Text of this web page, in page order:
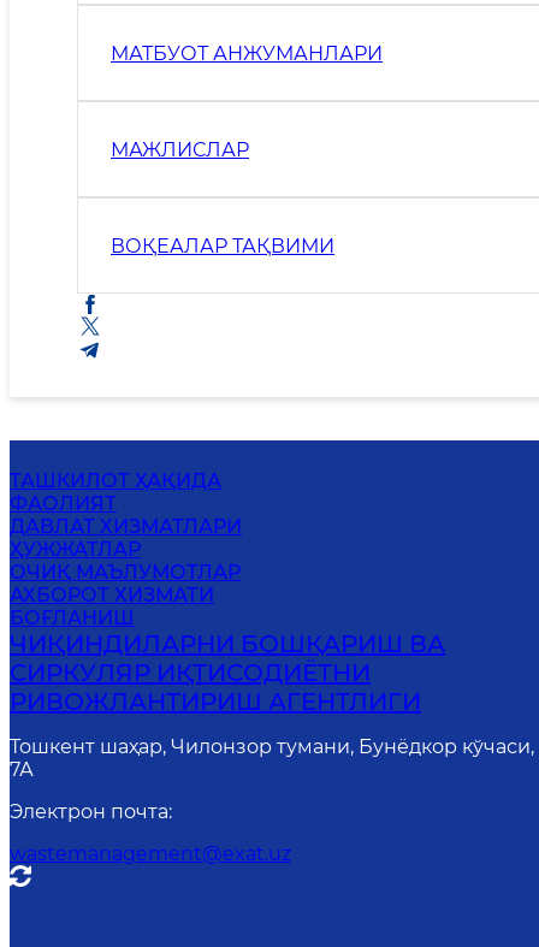
МАТБУОТ АНЖУМАНЛАРИ
МАЖЛИСЛАР
ВОҚЕАЛАР ТАҚВИМИ
ТАШКИЛОТ ҲАҚИДА
ФАОЛИЯТ
ДАВЛАТ ХИЗМАТЛАРИ
ҲУЖЖАТЛАР
ОЧИҚ МАЪЛУМОТЛАР
АХБОРОТ ХИЗМАТИ
БОҒЛАНИШ
ЧИҚИНДИЛАРНИ БОШҚАРИШ ВА
СИРКУЛЯР ИҚТИСОДИЁТНИ
РИВОЖЛАНТИРИШ АГЕНТЛИГИ
Тошкент шаҳар, Чилонзор тумани, Бунёдкор кўчаси,
7А
Электрон почта:
wastemanagement@exat.uz